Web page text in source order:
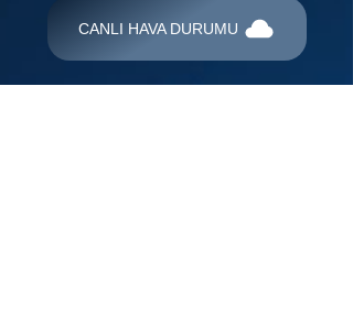
CANLI HAVA DURUMU